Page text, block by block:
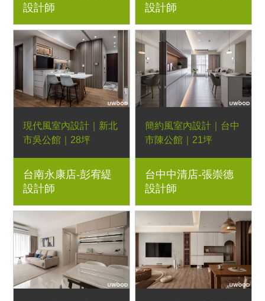
板、格柵板、造型磁
鏡、鋁方管、百葉窗簾
設計師
板、歐德濾水器、羅肯
設計師
現代風室內設計｜新北
市吳公館｜28坪
4房2廳｜優渥系統櫃、
Orderfloor超耐磨木地
板、木作格柵隱藏門、
弧形木作、LED燈條
台南永康店-彭宥緹
設計師
簡約風室內設計｜台中
市陳公館｜21坪
3房2廳｜優渥系統櫃、
LED燈條、灰鏡
台中中清店-張崇德
設計師